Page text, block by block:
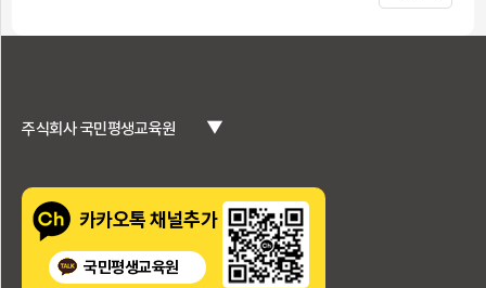
주식회사 국민평생교육원 ▼
카카오톡 채널추가
국민평생교육원